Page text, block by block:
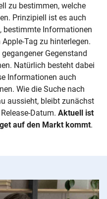
zu bestimmen, welche
Prinzipiell ist es auch
bestimmte Informationen
Tag zu hinterlegen.
Gegenstand
Natürlich besteht dabei
Informationen auch
Wie die Suche nach
aussieht, bleibt zunächst
Datum. Aktuell ist
auf den Markt kommt.